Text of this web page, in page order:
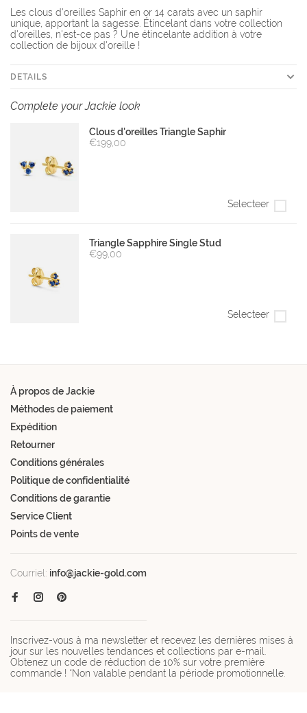
Les clous d'oreilles Saphir en or 14 carats avec un saphir
unique, apportant la sagesse. Étincelant dans votre collection
d'oreilles, n'est-ce pas ? Une étincelante addition à votre
collection de bijoux d'oreille !
DETAILS
Complete your Jackie look
Clous d'oreilles Triangle Saphir
€199,00
Selecteer
Triangle Sapphire Single Stud
€99,00
Selecteer
À propos de Jackie
Méthodes de paiement
Expédition
Retourner
Conditions générales
Politique de confidentialité
Conditions de garantie
Service Client
Points de vente
Courriel: info@jackie-gold.com
Inscrivez-vous à ma newsletter et recevez les dernières mises à
jour sur les nouvelles tendances et collections par e-mail.
Obtenez un code de réduction de 10% sur votre première
commande ! *Non valable pendant la période promotionnelle.